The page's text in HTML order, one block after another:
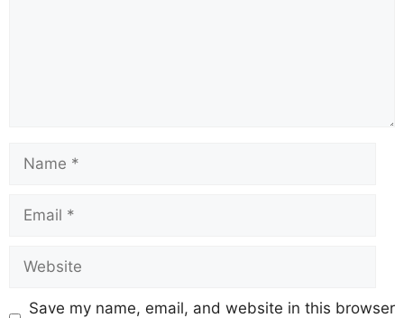
Save my name, email, and website in this browser